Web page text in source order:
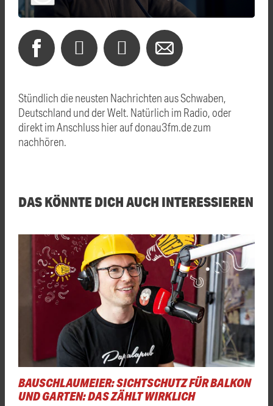
Stündlich die neusten Nachrichten aus Schwaben,
Deutschland und der Welt. Natürlich im Radio, oder
direkt im Anschluss hier auf donau3fm.de zum
nachhören.
DAS KÖNNTE DICH AUCH INTERESSIEREN
BAUSCHLAUMEIER: SICHTSCHUTZ FÜR BALKON
UND GARTEN: DAS ZÄHLT WIRKLICH